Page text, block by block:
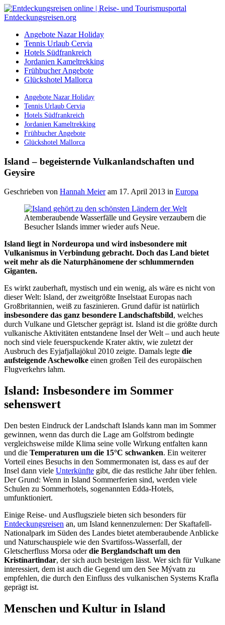
Angebote Nazar Holiday
Tennis Urlaub Cervia
Hotels Südfrankreich
Jordanien Kameltrekking
Frühbucher Angebote
Glückshotel Mallorca
Angebote Nazar Holiday
Tennis Urlaub Cervia
Hotels Südfrankreich
Jordanien Kameltrekking
Frühbucher Angebote
Glückshotel Mallorca
Island – begeisternde Vulkanlandschaften und
Geysire
Geschrieben von Hannah Meier am 17. April 2013 in Europa
Atemberaubende Wasserfälle und Geysire verzaubern die
Besucher Islands immer wieder aufs Neue.
Island liegt in Nordeuropa und wird insbesondere mit
Vulkanismus in Verbindung gebracht. Doch das Land bietet
weit mehr als die Naturphänomene der schlummernden
Giganten.
Es wirkt zauberhaft, mystisch und ein wenig, als wäre es nicht von
dieser Welt: Island, der zweitgrößte Inselstaat Europas nach
Großbritannien, weiß zu faszinieren. Grund dafür ist natürlich
insbesondere das ganz besondere Landschaftsbild, welches
durch Vulkane und Gletscher geprägt ist. Island ist die größte durch
vulkanische Aktivitäten entstandene Insel der Welt – und auch heute
noch sind viele feuerspuckende Krater aktiv, wie zuletzt der
Ausbruch des Eyjafjallajökul 2010 zeigte. Damals legte die
aufsteigende Aschewolke einen großen Teil des europäischen
Flugverkehrs lahm.
Island: Insbesondere im Sommer
sehenswert
Den besten Eindruck der Landschaft Islands kann man im Sommer
gewinnen, wenn das durch die Lage am Golfstrom bedingte
vergleichsweise milde Klima seine volle Wirkung entfalten kann
und die Temperaturen um die 15°C schwanken. Ein weiterer
Vorteil eines Besuchs in den Sommermonaten ist, dass es auf der
Insel dann viele Unterkünfte gibt, die das restliche Jahr über fehlen.
Der Grund: Wenn in Island Sommerferien sind, werden viele
Schulen zu Sommerhotels, sogenannten Edda-Hotels,
umfunktioniert.
Einige Reise- und Ausflugsziele bieten sich besonders für
Entdeckungsreisen an, um Island kennenzulernen: Der Skaftafell-
Nationalpark im Süden des Landes bietet atemberaubende Anblicke
und Naturschauspiele wie den Svartifoss-Wasserfall, der
Gletscherfluss Morsa oderdie Berglandschaft um den
Kristínartindar, der sich auch besteigen lässt. Wer sich für Vulkane
interessiert, dem ist auch die Gegend um den See Mývatn zu
empfehlen, die durch den Einfluss des vulkanischen Systems Krafla
geprägt ist.
Menschen und Kultur in Island